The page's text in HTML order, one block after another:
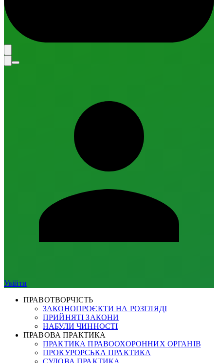
Увійти
ПРАВОТВОРЧІСТЬ
ЗАКОНОПРОЄКТИ НА РОЗГЛЯДІ
ПРИЙНЯТІ ЗАКОНИ
НАБУЛИ ЧИННОСТІ
ПРАВОВА ПРАКТИКА
ПРАКТИКА ПРАВООХОРОННИХ ОРГАНІВ
ПРОКУРОРСЬКА ПРАКТИКА
СУДОВА ПРАКТИКА